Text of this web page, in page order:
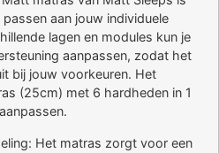
aan jouw individuele
lagen en modules kun je
aanpassen, zodat het
bij jouw voorkeuren. Het
(25cm) met 6 hardheden in 1
Het matras zorgt voor een